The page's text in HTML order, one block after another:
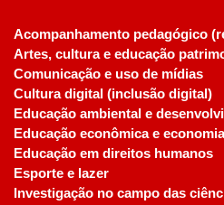
Acompanhamento pedagógico
Artes, cultura e educação
Comunicação e uso de mídias
Cultura digital (inclusão digital)
Educação ambiental e
Educação econômica e
Educação em direitos humanos
Esporte e lazer
Investigação no campo das